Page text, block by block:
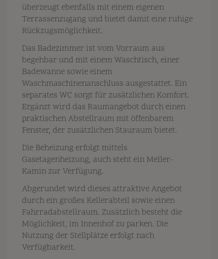
überzeugt ebenfalls mit einem eigenen
Terrassenzugang und bietet damit eine ruhige
Rückzugsmöglichkeit.
Das Badezimmer ist vom Vorraum aus
begehbar und mit einem Waschtisch, einer
Badewanne sowie einem
Waschmaschinenanschluss ausgestattet. Ein
separates WC sorgt für zusätzlichen Komfort.
Ergänzt wird das Raumangebot durch einen
praktischen Abstellraum mit öffenbarem
Fenster, der zusätzlichen Stauraum bietet.
Die Beheizung erfolgt mittels
Gasetagenheizung, auch steht ein Meller-
Kamin zur Verfügung.
Abgerundet wird dieses attraktive Angebot
durch ein großes Kellerabteil sowie einen
Fahrradabstellraum. Zusätzlich besteht die
Möglichkeit, im Innenhof zu parken. Die
Nutzung der Stellplätze erfolgt nach
Verfügbarkeit.